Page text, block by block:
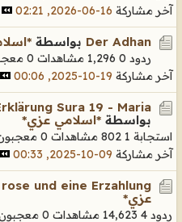
آخر مشاركة 16-06-2026, 02:21
Der Adhan بواسطة
ردود 0 1,296 مشاهدات
0 معجبون
آخر مشاركة 19-10-2025, 00:06
Sura 19 - Maria
بواسطة *اسلامي عزي*
استجابة 1 802 مشاهدات
0 معجبون
آخر مشاركة 09-10-2025, 00:33
rose und eine Erzahlung
عزي*
ردود 4 14,623 مشاهدات
0 معجبون